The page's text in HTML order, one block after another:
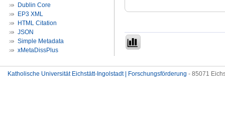
Dublin Core
EP3 XML
HTML Citation
JSON
Simple Metadata
xMetaDissPlus
Katholische Universität Eichstätt-Ingolstadt | Forschungsförderung - 85071